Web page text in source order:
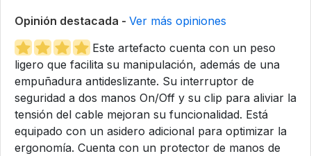
Opinión destacada - Ver más opiniones
Este artefacto cuenta con un peso
ligero que facilita su manipulación, además de una
empuñadura antideslizante. Su interruptor de
seguridad a dos manos On/Off y su clip para aliviar la
tensión del cable mejoran su funcionalidad. Está
equipado con un asidero adicional para optimizar la
ergonomía. Cuenta con un protector de manos de